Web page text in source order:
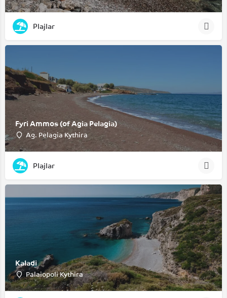
Plajlar
Fyri Ammos (of Agia Pelagia)
Ag. Pelagia Kythira
Plajlar
Kaladi
Palaiopoli Kythira